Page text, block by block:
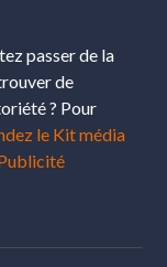
passer de la
de
? Pour
le Kit média